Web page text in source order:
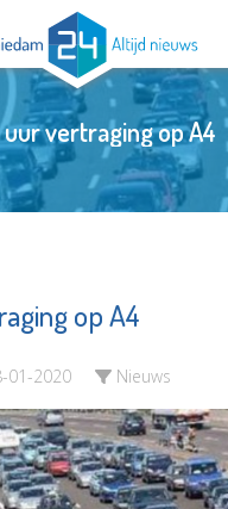
uur vertraging op A4
op A4
01-2020 Nieuws